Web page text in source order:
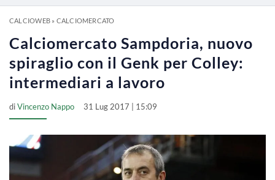
CALCIOWEB» CALCIOMERCATO
Calciomercato Sampdoria, nuovo
spiraglio con il Genk per Colley:
intermediari a lavoro
diVincenzo Nappo 31 Lug 2017 | 15:09